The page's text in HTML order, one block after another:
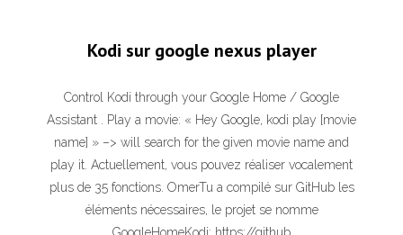
Kodi sur google nexus player
Control Kodi through your Google Home / Google
Assistant . Play a movie: « Hey Google, kodi play [movie
name] » –> will search for the given movie name and
play it. Actuellement, vous pouvez réaliser vocalement
plus de 35 fonctions. OmerTu a compilé sur GitHub les
éléments nécessaires, le projet se nomme